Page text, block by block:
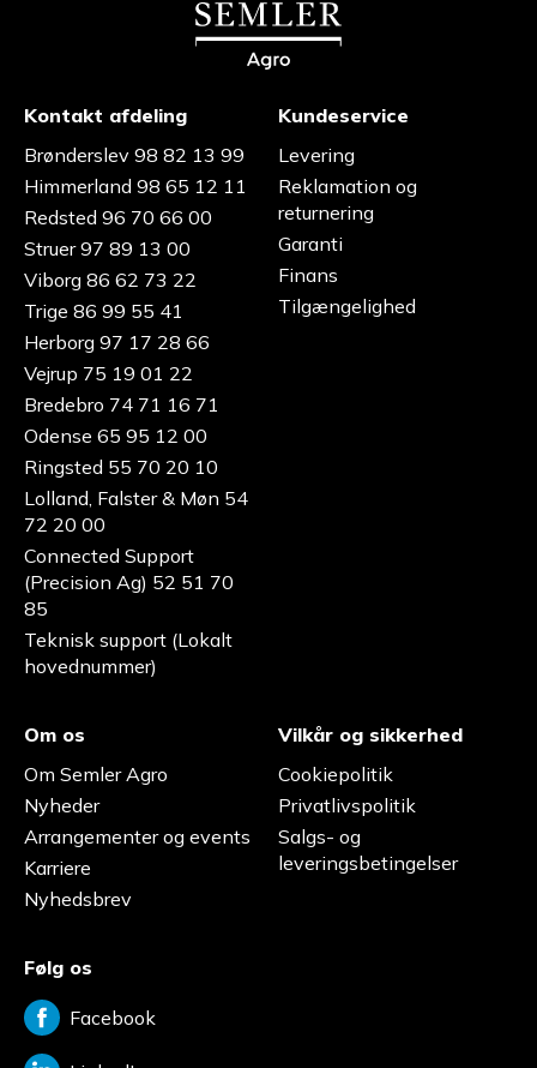
Kontakt afdeling
Brønderslev 98 82 13 99
Himmerland 98 65 12 11
Redsted 96 70 66 00
Struer 97 89 13 00
Viborg 86 62 73 22
Trige 86 99 55 41
Herborg 97 17 28 66
Vejrup 75 19 01 22
Bredebro 74 71 16 71
Odense 65 95 12 00
Ringsted 55 70 20 10
Lolland, Falster & Møn 54
72 20 00
Connected Support
(Precision Ag) 52 51 70
85
Teknisk support (Lokalt
hovednummer)
Kundeservice
Levering
Reklamation og
returnering
Garanti
Finans
Tilgængelighed
Om os
Om Semler Agro
Nyheder
Arrangementer og events
Karriere
Nyhedsbrev
Vilkår og sikkerhed
Cookiepolitik
Privatlivspolitik
Salgs- og
leveringsbetingelser
Følg os
Facebook